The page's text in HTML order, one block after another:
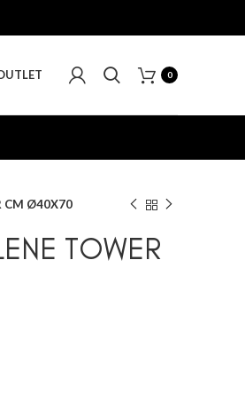
0
CM Ø40X70
TOWER